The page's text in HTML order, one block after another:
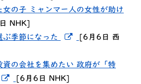
女の子 ミャンマー人の女性が助け
ィンドウでリンクを開く
NHK]
ぶ季節になった
新しいウィンド
[6月6日 西
資の会社を集めたい 政府が「特
新しいウィンドウでリンクを開く
[6月6日 NHK]